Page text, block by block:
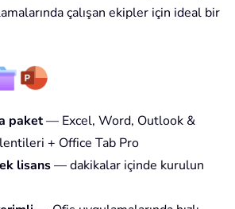
çalışan ekipler için ideal bir
paket— Excel, Word, Outlook &
+ Office Tab Pro
lisans— dakikalar içinde kurulun